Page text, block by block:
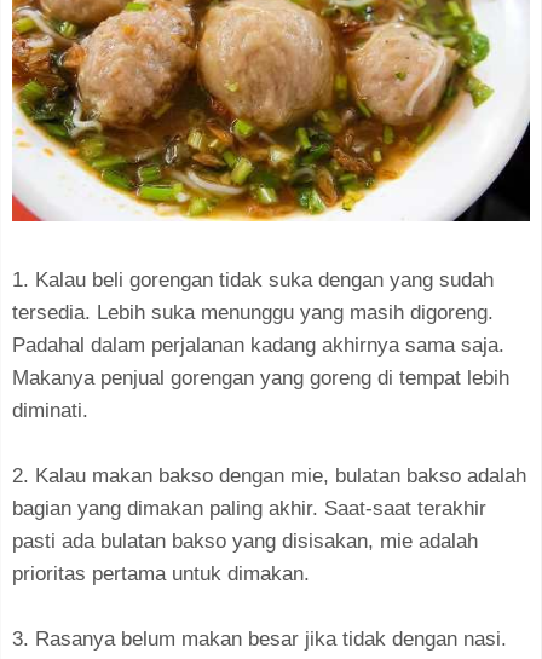
1. Kalau beli gorengan tidak suka dengan yang sudah
tersedia. Lebih suka menunggu yang masih digoreng.
Padahal dalam perjalanan kadang akhirnya sama saja.
Makanya penjual gorengan yang goreng di tempat lebih
diminati.
2. Kalau makan bakso dengan mie, bulatan bakso adalah
bagian yang dimakan paling akhir. Saat-saat terakhir
pasti ada bulatan bakso yang disisakan, mie adalah
prioritas pertama untuk dimakan.
3. Rasanya belum makan besar jika tidak dengan nasi.